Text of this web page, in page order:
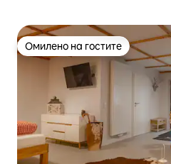
Омилено на гостите
Омилено на гостите